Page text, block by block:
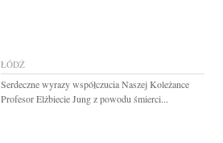
ŁÓDŹ
Serdeczne wyrazy współczucia Naszej Koleżance
Profesor Elżbiecie Jung z powodu śmierci...